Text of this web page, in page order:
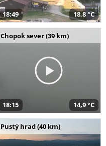
18:49 18,8 °C
Chopok sever (39 km)
18:15 14,9 °C
Pustý hrad (40 km)